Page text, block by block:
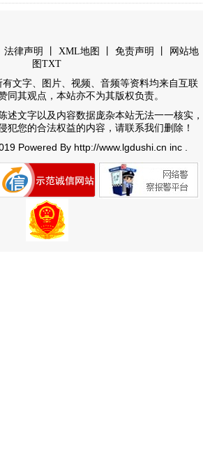
法律声明 XML地图 免责声明
网站地
图 TXT
文字、图片、视频、音频等资料均来自互联
同其观点，本站亦不为其版权负责。
述文字以及内容数据庞杂本站无法一一核实，
犯您的合法权益的内容，请联系我们删除！
Powered By http://www.lgdushi.cn inc .